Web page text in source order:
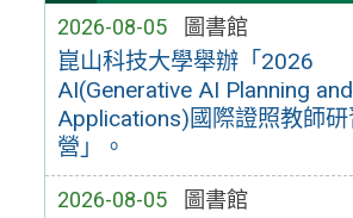
2026-08-05 圖書館
崑山科技大學舉辦「2026
AI(Generative AI Planning and
Applications)國際證照教師研
營」。
2026-08-05 圖書館